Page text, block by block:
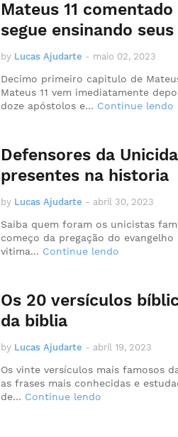
Mateus 11
segue ensinando
by Lucas Ajudarte - maio 02, 2023
Decimo primeiro capitulo de
Mateus 11 vem imediatamente
doze apóstolos e… Continue lendo
Defensores da
presentes na historia
by Lucas Ajudarte - abril 30, 2023
Saiba quem foram os unicistas
começo da pregação do
vitima… Continue lendo
Os 20 versículos
da biblia
by Lucas Ajudarte - abril 19, 2023
Os vinte versículos mais famosos
as frases mais conhecidas e
de… Continue lendo